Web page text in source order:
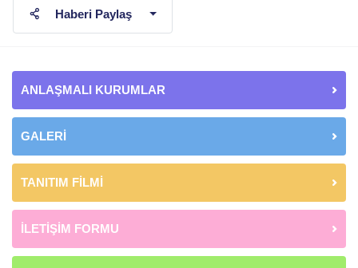
Haberi Paylaş
ANLAŞMALI KURUMLAR
GALERİ
TANITIM FİLMİ
İLETİŞİM FORMU